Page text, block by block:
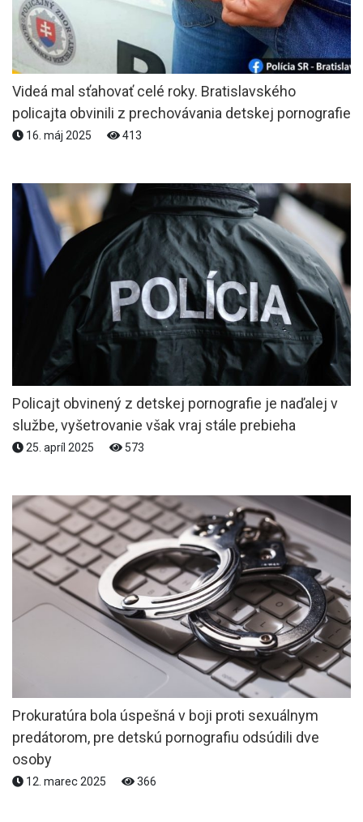
Videá mal sťahovať celé roky. Bratislavského
policajta obvinili z prechovávania detskej pornografie
16. máj 2025 413
Policajt obvinený z detskej pornografie je naďalej v
službe, vyšetrovanie však vraj stále prebieha
25. apríl 2025 573
Prokuratúra bola úspešná v boji proti sexuálnym
predátorom, pre detskú pornografiu odsúdili dve
osoby
12. marec 2025 366